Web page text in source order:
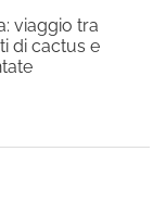
viaggio tra
di cactus e